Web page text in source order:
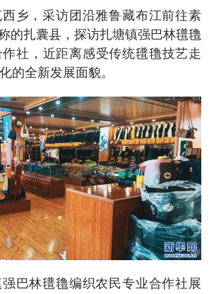
，采访团沿雅鲁藏布江前往素
的扎囊县，探访扎塘镇强巴林氆氇
社，近距离感受传统氆氇技艺走
的全新发展面貌。
林氆氇编织农民专业合作社展